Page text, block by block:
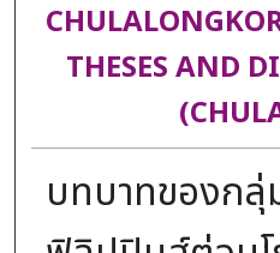
THESES AND
บทบาทของกลุ่